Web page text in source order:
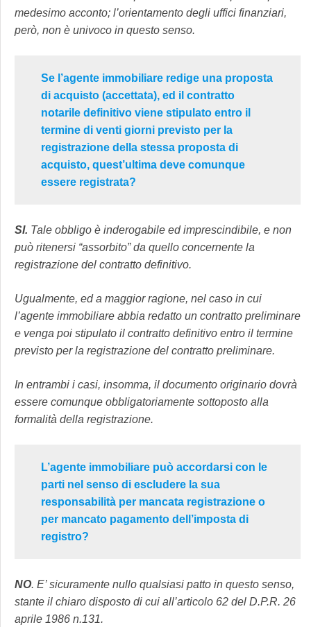
medesimo acconto; l’orientamento degli uffici finanziari,
però, non è univoco in questo senso.
Se l’agente immobiliare redige una proposta
di acquisto (accettata), ed il contratto
notarile definitivo viene stipulato entro il
termine di venti giorni previsto per la
registrazione della stessa proposta di
acquisto, quest’ultima deve comunque
essere registrata?
SI. Tale obbligo è inderogabile ed imprescindibile, e non
può ritenersi “assorbito” da quello concernente la
registrazione del contratto definitivo.
Ugualmente, ed a maggior ragione, nel caso in cui
l’agente immobiliare abbia redatto un contratto preliminare
e venga poi stipulato il contratto definitivo entro il termine
previsto per la registrazione del contratto preliminare.
In entrambi i casi, insomma, il documento originario dovrà
essere comunque obbligatoriamente sottoposto alla
formalità della registrazione.
L’agente immobiliare può accordarsi con le
parti nel senso di escludere la sua
responsabilità per mancata registrazione o
per mancato pagamento dell’imposta di
registro?
NO. E’ sicuramente nullo qualsiasi patto in questo senso,
stante il chiaro disposto di cui all’articolo 62 del D.P.R. 26
aprile 1986 n.131.